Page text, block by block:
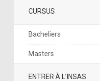
CURSUS
Bacheliers
Masters
ENTRER À L’INSAS